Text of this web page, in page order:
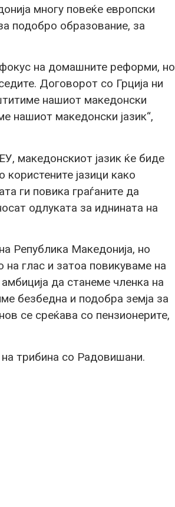
многу повеќе европски
подобро образование, за
на домашните реформи, но
Договорот со Грција ни
нашиот македонски
нашиот македонски јазик“,
македонскиот јазик ќе биде
користените јазици како
ги повика граѓаните да
одлуката за иднината на
Република Македонија, но
глас и затоа повикуваме на
да станеме членка на
безбедна и подобра земја за
се среќава со пензионерите,
трибина со Радовишани.